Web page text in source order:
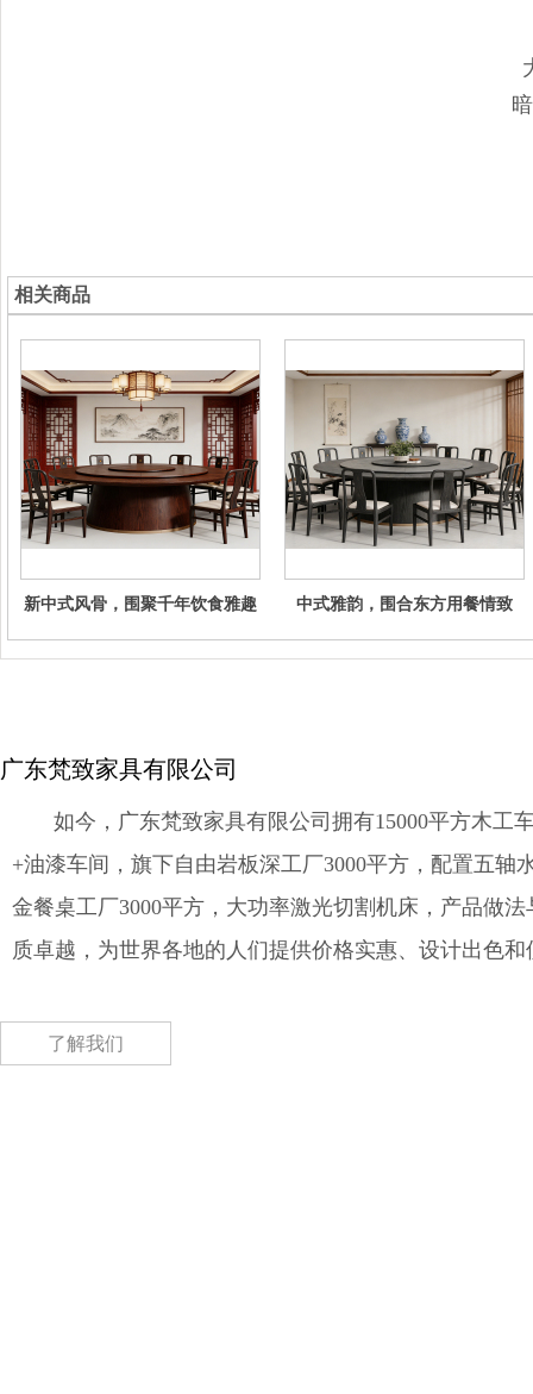
相关商品
新中式风骨，围聚千年饮食雅趣 中式雅韵，围合东方用餐情致
广东梵致家具有限公司
如今，广东梵致家具有限公司拥有15000平方木工
+油漆车间，旗下自由岩板深工厂3000平方，配置五轴
金餐桌工厂3000平方，大功率激光切割机床，产品做
质卓越，为世界各地的人们提供价格实惠、设计出色
了解我们